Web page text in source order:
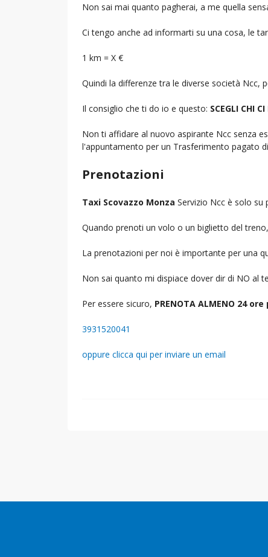
Non sai mai quanto pagherai, a me quella
Ci tengo anche ad informarti su una cosa, le
1 km = X €
Quindi la differenze tra le diverse società Ncc,
Il consiglio che ti do io e questo: SCEGLI CHI
Non ti affidare al nuovo aspirante Ncc senza
l'appuntamento per un Trasferimento pagato
Prenotazioni
Taxi Scovazzo Monza Servizio Ncc è solo su
Quando prenoti un volo o un biglietto del
La prenotazioni per noi è importante per una
Non sai quanto mi dispiace dover dir di NO al
Per essere sicuro, PRENOTA ALMENO 24
3931520041
oppure clicca qui per inviare un email